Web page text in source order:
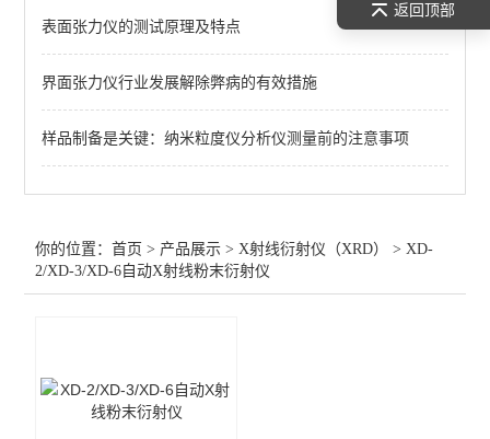
PROTO AXRD 台式X-射线衍射仪
海鸥- DRON-7（M）通用X射线晶体衍射仪
表面张力仪的测试原理及特点
界面张力仪行业发展解除弊病的有效措施
样品制备是关键：纳米粒度仪分析仪测量前的注意事项
你的位置：首页 > 产品展示 >X射线衍射仪（XRD） >XD-
2/XD-3/XD-6自动X射线粉末衍射仪
返回顶部